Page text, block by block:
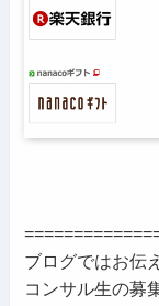
ブログではお伝
コンサル生の募